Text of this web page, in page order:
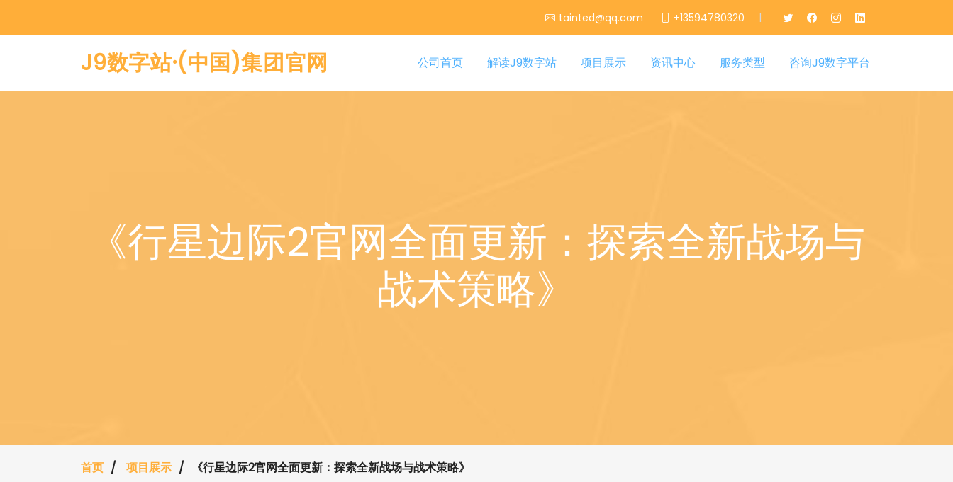
tainted@qq.com +13594780320 |
J9数字站·(中国)集团官网 公司首页 解读J9数字站 项目展示 资讯中心 服务类型 咨询J9数字平台
《行星边际2官网全面更新：探索全新战场与
战术策略》
首页 项目展示 《行星边际2官网全面更新：探索全新战场与战术策略》